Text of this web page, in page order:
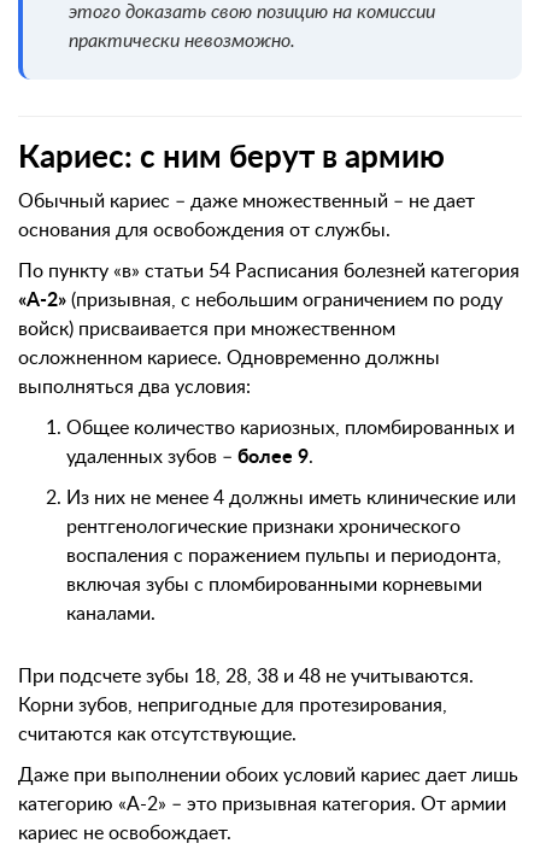
этого доказать свою позицию на комиссии
практически невозможно.
Кариес: с ним берут в армию
Обычный кариес – даже множественный – не дает
основания для освобождения от службы.
По пункту «в» статьи 54 Расписания болезней категория
«А-2» (призывная, с небольшим ограничением по роду
войск) присваивается при множественном
осложненном кариесе. Одновременно должны
выполняться два условия:
Общее количество кариозных, пломбированных и
удаленных зубов – более 9.
Из них не менее 4 должны иметь клинические или
рентгенологические признаки хронического
воспаления с поражением пульпы и периодонта,
включая зубы с пломбированными корневыми
каналами.
При подсчете зубы 18, 28, 38 и 48 не учитываются.
Корни зубов, непригодные для протезирования,
считаются как отсутствующие.
Даже при выполнении обоих условий кариес дает лишь
категорию «А-2» – это призывная категория. От армии
кариес не освобождает.